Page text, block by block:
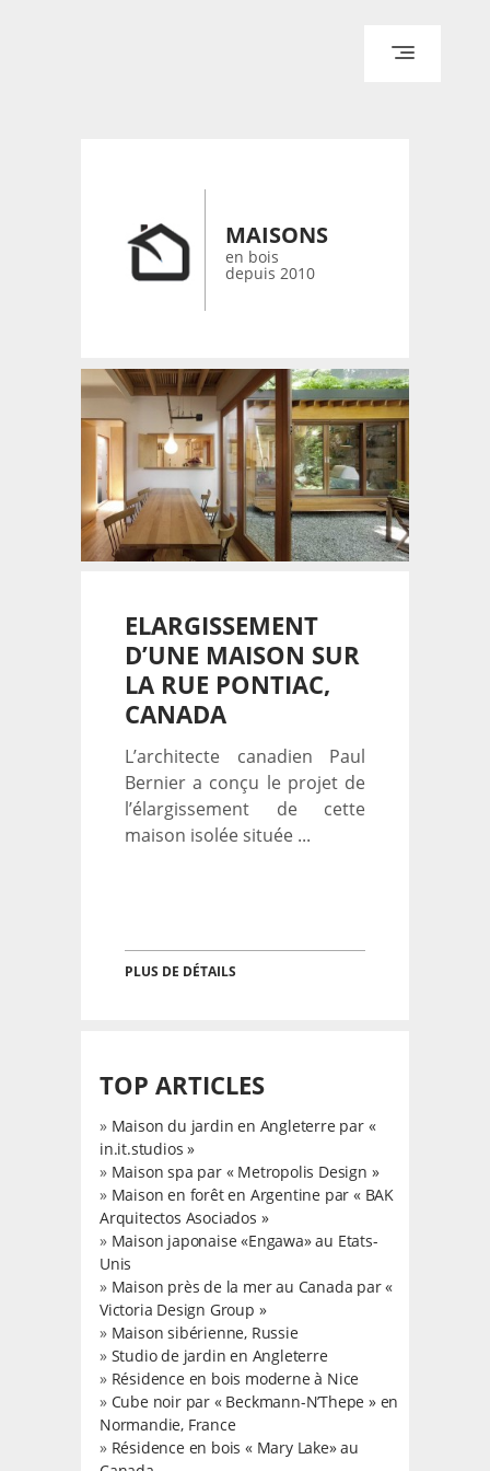
CONTACT
MAISONS
en bois
depuis 2010
ELARGISSEMENT
D’UNE MAISON SUR
LA RUE PONTIAC,
CANADA
L’architecte canadien Paul
Bernier a conçu le projet de
l’élargissement de cette
maison isolée située ...
PLUS DE DÉTAILS
TOP ARTICLES
» Maison du jardin en Angleterre par «
in.it.studios »
» Maison spa par « Metropolis Design »
» Maison en forêt en Argentine par « BAK
Arquitectos Asociados »
» Maison japonaise «Engawa» au Etats-
Unis
» Maison près de la mer au Canada par «
Victoria Design Group »
» Maison sibérienne, Russie
» Studio de jardin en Angleterre
» Résidence en bois moderne à Nice
» Cube noir par « Beckmann-N’Thepe » en
Normandie, France
» Résidence en bois « Mary Lake» au